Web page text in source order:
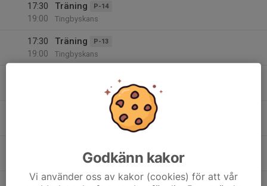
17:30
19:00
Träning P-14
Tingbyskans
17:30
19:00
Träning P-13
Tingbyskans
Träning Plan C3 P-16
Tingbyskans
17:30
Träning F20 F-20
Godkänn kakor
Vi använder oss av kakor (cookies) för att vår